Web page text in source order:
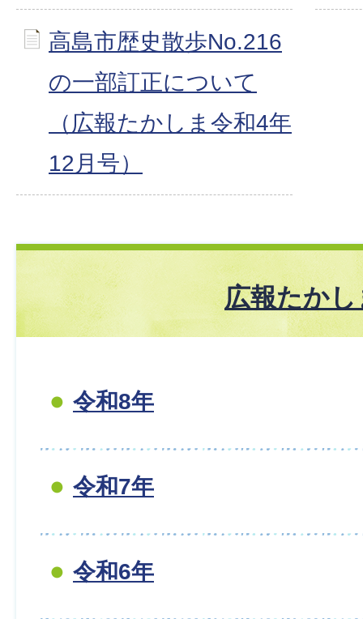
高島市歴史散歩No.216
の一部訂正について
（広報たかしま令和4年
12月号）
広報たかし
令和8年
令和7年
令和6年